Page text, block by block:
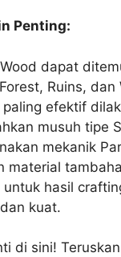
Penting:
dapat
Ruins, dan
paling efektif
musuh tipe
mekanik
material
untuk hasil
kuat.
di sini!